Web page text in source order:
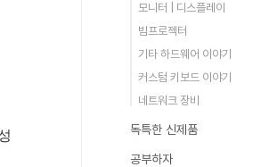
모니터 | 디스플레이
빔프로젝터
기타 하드웨어 이야기
커스텀 키보드 이야기
네트워크 장비
독특한 신제품
공부하자